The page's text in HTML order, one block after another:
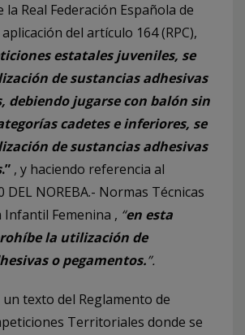
la Real Federación Española de
del artículo 164 (RPC),
estatales juveniles, se
de sustancias adhesivas
debiendo jugarse con balón sin
cadetes e inferiores, se
de sustancias adhesivas
.” , y haciendo referencia al
DEL NOREBA.- Normas Técnicas
Infantil Femenina , “en esta
la utilización de
o pegamentos.”.
texto del Reglamento de
Territoriales donde se